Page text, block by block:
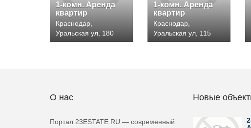
1-комн. Аренда
квартир
Краснодар,
Уральская ул, 180
1-комн. Аренда
квартир
Краснодар,
Уральская ул, 115
О нас
Портал 23ESTATE.RU — современный
Новые